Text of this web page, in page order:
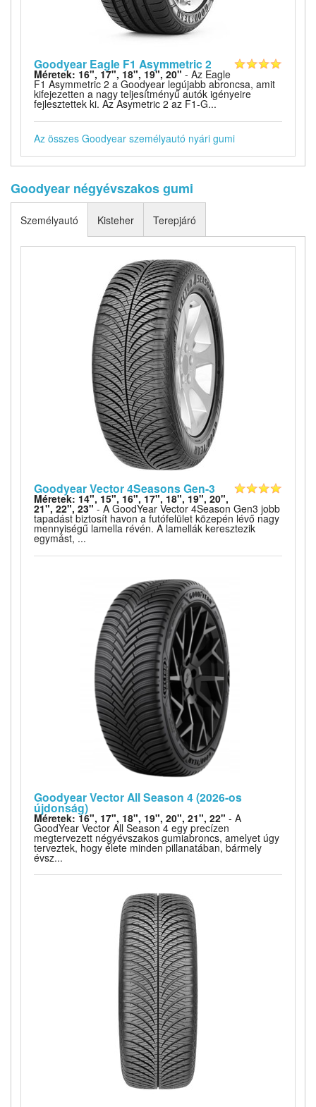
Goodyear Eagle F1 Asymmetric 2
Méretek: 16", 17", 18", 19", 20" - Az Eagle
F1 Asymmetric 2 a Goodyear legújabb abroncsa, amit
kifejezetten a nagy teljesítményű autók igényeire
fejlesztettek ki. Az Asymetric 2 az F1-G...
Az összes Goodyear személyautó nyári gumi
Goodyear négyévszakos gumi
Személyautó
Goodyear Vector 4Seasons Gen-3
Méretek: 14", 15", 16", 17", 18", 19", 20",
21", 22", 23"- A GoodYear Vector 4Season Gen3 jobb
tapadást biztosít havon a futófelület közepén lévő nagy
mennyiségű lamella révén. A lamellák keresztezik
egymást, ...
Goodyear Vector All Season 4 (2026-os
újdonság)
Méretek: 16", 17", 18", 19", 20", 21", 22" - A
GoodYear Vector All Season 4 egy precízen
megtervezett négyévszakos gumiabroncs, amelyet úgy
terveztek, hogy élete minden pillanatában, bármely
évsz...
Kisteher Terepjáró